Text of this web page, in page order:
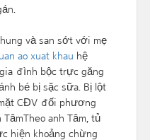
và san sớt với mẹ
ao xuat khau hệ
đình bộc trực găng
bé bị sặc sữa. Bị lột
CĐV đối phương
anh Tâm, tủ
hiện khoảng chừng